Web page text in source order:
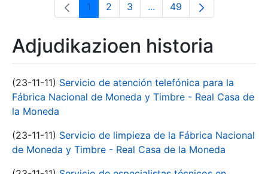
Orrialdea
1 Orrialdea
2 Orrialdea
3 ...Intermediate Pages Use
Orrialdea
49
Adjudikazioen historia
(23-11-11) Servicio de atención telefónica para la
Fábrica Nacional de Moneda y Timbre - Real Casa de
la Moneda
(23-11-11) Servicio de limpieza de la Fábrica Nacional
de Moneda y Timbre - Real Casa de la Moneda